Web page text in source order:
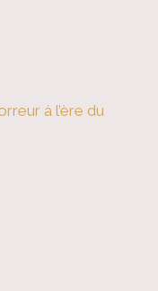
à l’ère du